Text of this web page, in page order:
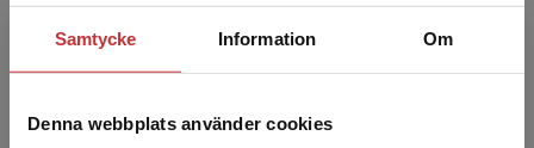
Samtycke Information Om
Denna webbplats använder cookies
Magnus Dahlstedt är professor i socialt arbete
vid Linköpings universitet. Hans forskning
fokus på ...